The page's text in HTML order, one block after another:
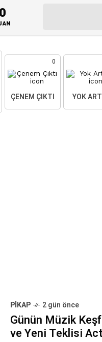
0
0
ÇENEM ÇIKTI YOK
PIKAP 2 gün önce
Günün Müzik
ve Yeni Teklisi